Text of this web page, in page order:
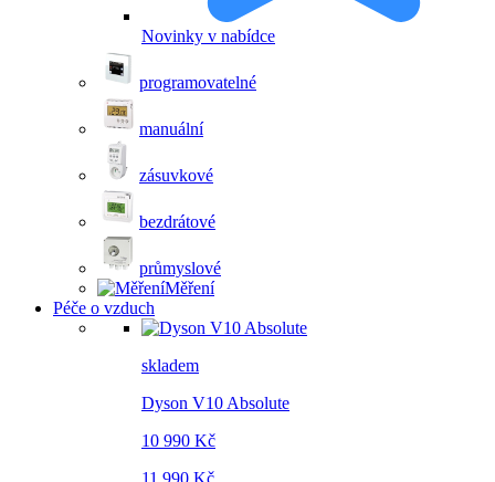
Novinky v nabídce
programovatelné
manuální
zásuvkové
bezdrátové
průmyslové
Měření
Péče o vzduch
skladem
Dyson V10 Absolute
10 990 Kč
11 990 Kč